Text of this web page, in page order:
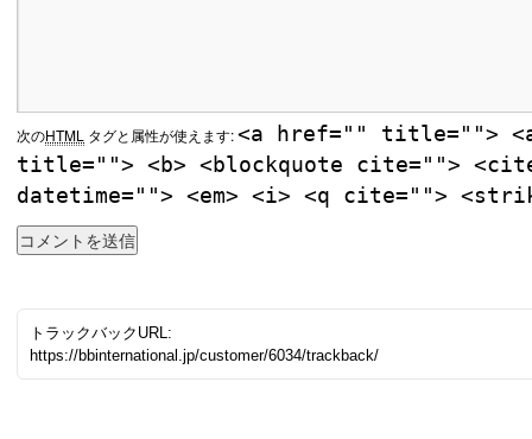
次のHTML タグと属性が使えます:<a href="" title="">
title=""> <b> <blockquote cite="">
datetime=""> <em> <i> <q cite="">
トラックバックURL:
https://bbinternational.jp/customer/6034/trackback/